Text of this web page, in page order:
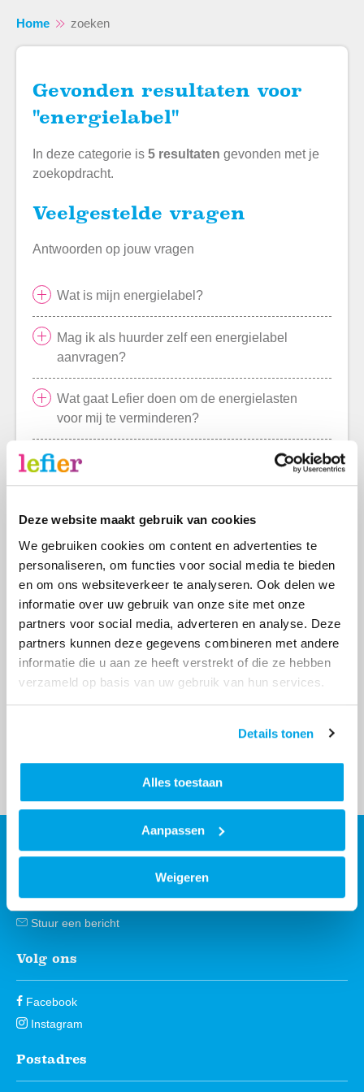
Deze website maakt gebruik van cookies
We gebruiken cookies om content en advertenties te
personaliseren, om functies voor social media te bieden
en om ons websiteverkeer te analyseren. Ook delen we
informatie over uw gebruik van onze site met onze
partners voor social media, adverteren en analyse. Deze
partners kunnen deze gegevens combineren met andere
informatie die u aan ze heeft verstrekt of die ze hebben
verzameld op basis van uw gebruik van hun services.
Details tonen
Alles toestaan
Aanpassen
Weigeren
Naar hoofdinhoud
Naar hoofdnavigatiemenu
Naar zoeken
Home zoeken
Gevonden resultaten voor
"energielabel"
In deze categorie is 5 resultaten gevonden met je
zoekopdracht.
Veelgestelde vragen
Antwoorden op jouw vragen
Wat is mijn energielabel?
Mag ik als huurder zelf een energielabel
aanvragen?
Wat gaat Lefier doen om de energielasten
voor mij te verminderen?
Wanneer wordt mijn woning door Lefier
Hoe berekent Lefier de huurprijs van een
studentenkamer?
Zoekresultaten filteren
Zoeken
Zoeken
Contactinformatie
Contact
088 - 203 3000
Stuur een bericht
Volg ons
Facebook
Instagram
Postadres